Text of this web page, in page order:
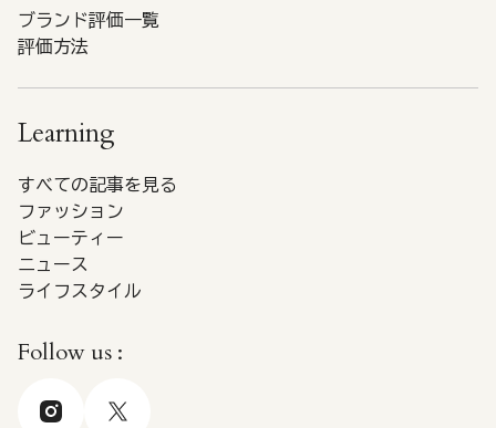
ブランド評価一覧
評価方法
Learning
すべての記事を見る
ファッション
ビューティー
ニュース
ライフスタイル
Follow us :